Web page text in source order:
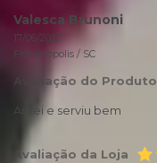
Valesca Brunoni
17/06/2025
Florianópolis / SC
Avaliação do Produto
Amei e serviu bem
Avaliação da Loja